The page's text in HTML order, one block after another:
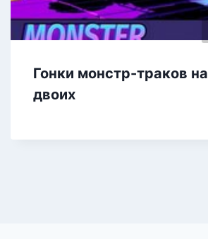
Гонки монстр-траков на
двоих